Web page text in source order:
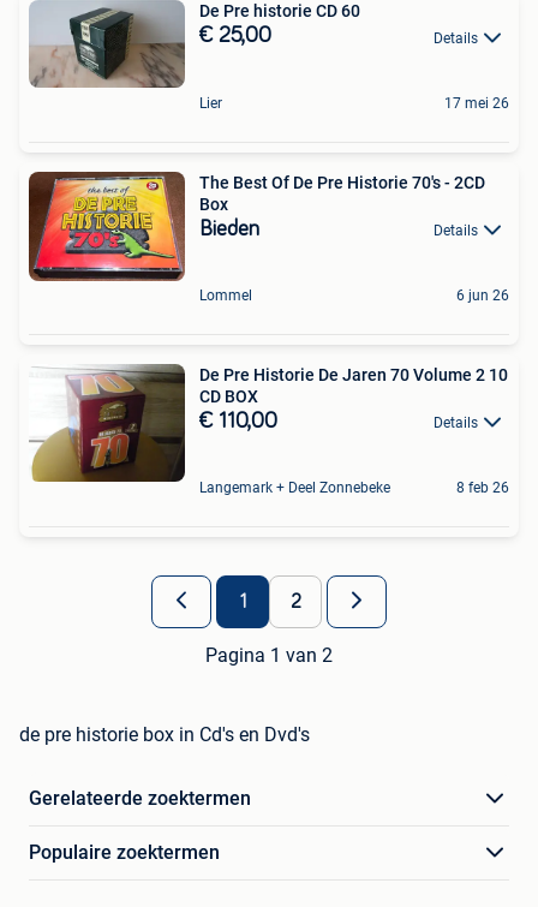
De Pre historie CD 60
€ 25,00 Details
Lier 17 mei 26
The Best Of De Pre Historie 70's - 2CD
Box
Bieden Details
Lommel 6 jun 26
De Pre Historie De Jaren 70 Volume 2 10
CD BOX
€ 110,00 Details
Langemark + Deel Zonnebeke 8 feb 26
1 2
Pagina 1 van 2
de pre historie box in Cd's en Dvd's
Gerelateerde zoektermen
Populaire zoektermen